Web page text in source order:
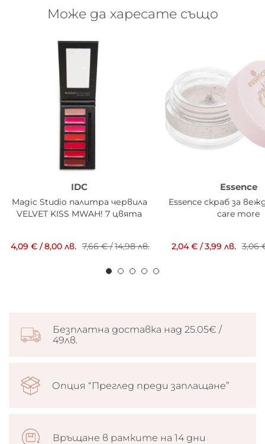
Може да харесате също
IDC
Magic Studio палитра червила
VELVET KISS MWAH! 7 цвята
4,09 €/8,00 лв. 7,66 €/14,98 лв.
Essence
Essence скраб за
care more
2,04 € /3,99 лв. 3,06
Безплатна доставка над 25.05€ /
49лв.
Опция “Преглед преди заплащане”
Връщане в рамките на 14 дни